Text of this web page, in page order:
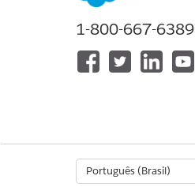
1-800-667-6389
Português (Brasil)